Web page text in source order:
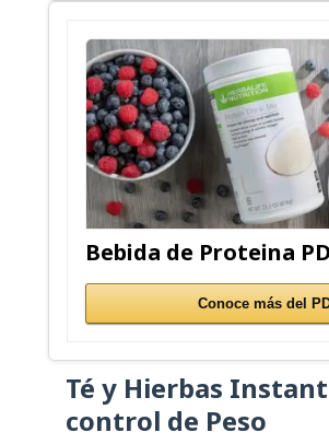
Bebida de Proteina
Conoce más del
Té y Hierbas
control de Peso